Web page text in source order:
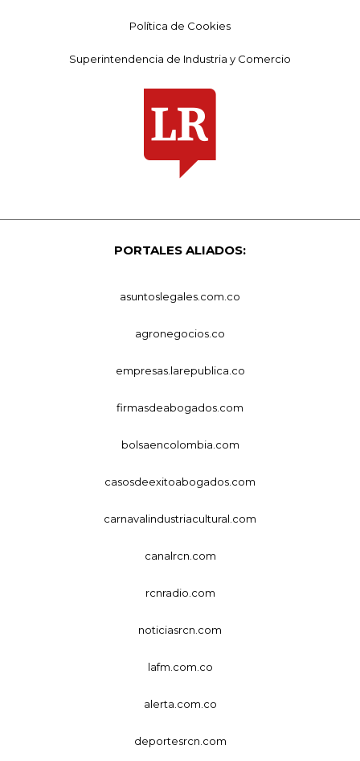
Política de Cookies
Superintendencia de Industria y Comercio
PORTALES ALIADOS:
asuntoslegales.com.co
agronegocios.co
empresas.larepublica.co
firmasdeabogados.com
bolsaencolombia.com
casosdeexitoabogados.com
carnavalindustriacultural.com
canalrcn.com
rcnradio.com
noticiasrcn.com
lafm.com.co
alerta.com.co
deportesrcn.com